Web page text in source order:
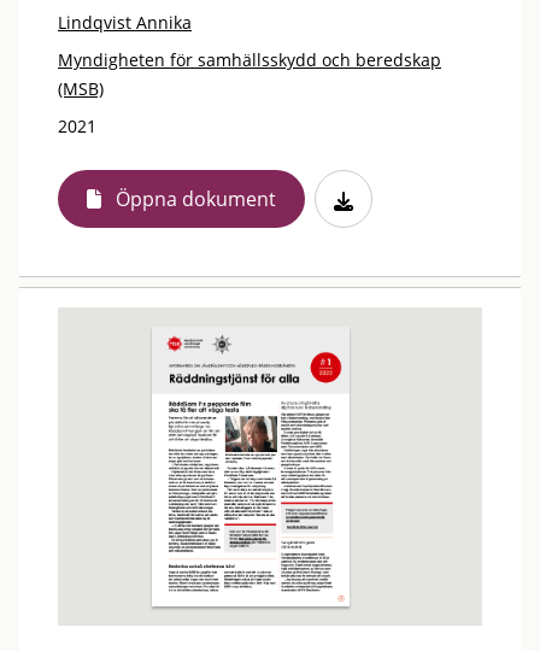
Lindqvist Annika
Myndigheten för samhällsskydd och beredskap
(MSB)
2021
Öppna dokument